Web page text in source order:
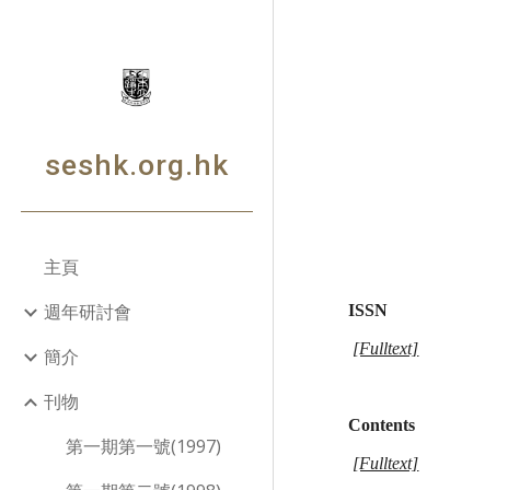
seshk.org.hk
主頁
週年研討會
簡介
刊物
第一期第一號(1997)
ISSN
[Fulltext]
Contents
[Fulltext]